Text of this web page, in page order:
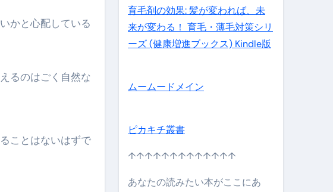
かと心配している
るのはごく自然な
ことはないはずで
育毛剤の効果: 髪が変われば、未
来が変わる！ 育毛・薄毛対策シリ
ーズ (健康増進ブックス) Kindle版
ムームードメイン
ピカキチ叢書
↑↑↑↑↑↑↑↑↑↑↑↑↑
あなたの読みたい本がここにあ